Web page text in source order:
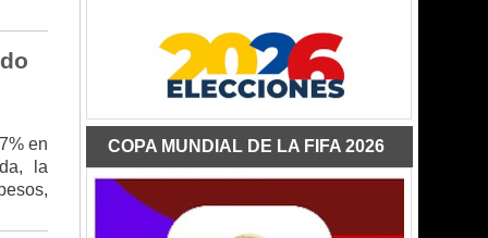
en
la
COPA MUNDIAL DE LA FIFA 2026